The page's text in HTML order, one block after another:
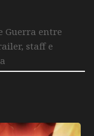
Guerra entre
staff e